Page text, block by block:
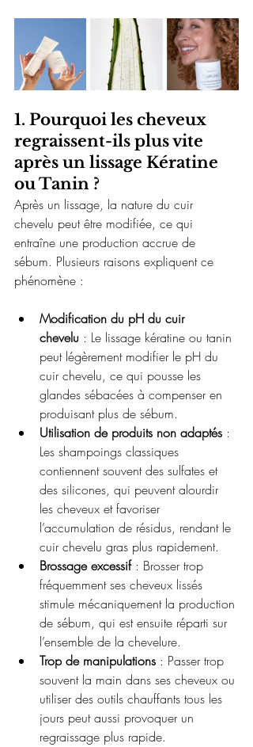
1. Pourquoi les cheveux
regraissent-ils plus vite
après un lissage Kératine
ou Tanin ?
Après un lissage, la nature du cuir
chevelu peut être modifiée, ce qui
entraîne une production accrue de
sébum. Plusieurs raisons expliquent ce
phénomène :
Modification du pH du cuir
chevelu : Le lissage kératine ou tanin
peut légèrement modifier le pH du
cuir chevelu, ce qui pousse les
glandes sébacées à compenser en
produisant plus de sébum.
Utilisation de produits non adaptés :
Les shampoings classiques
contiennent souvent des sulfates et
des silicones, qui peuvent alourdir
les cheveux et favoriser
l’accumulation de résidus, rendant le
cuir chevelu gras plus rapidement.
Brossage excessif : Brosser trop
fréquemment ses cheveux lissés
stimule mécaniquement la production
de sébum, qui est ensuite réparti sur
l’ensemble de la chevelure.
Trop de manipulations : Passer trop
souvent la main dans ses cheveux ou
utiliser des outils chauffants tous les
jours peut aussi provoquer un
regraissage plus rapide.